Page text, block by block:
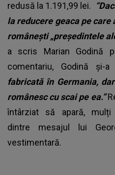
redusă la 1.191,99 lei.
la reducere geaca pe
românești „președintele
a scris Marian Godină
comentariu, Godină și-
fabricată în Germania,
românesc cu scai pe ea.”
întârziat să apară, mulți
dintre mesajul lui
vestimentară.